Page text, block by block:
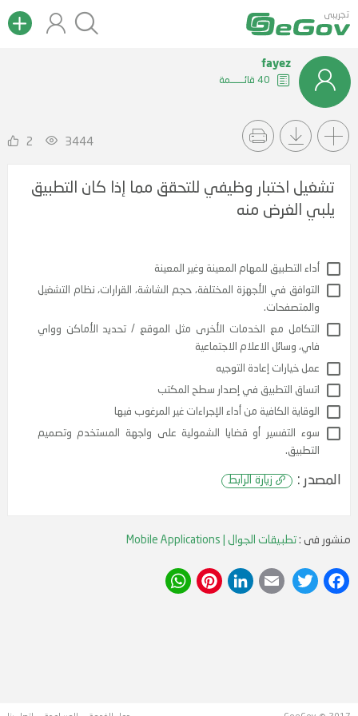
تجريبى
fayez
2 3444
تشغيل اختبار وظيفي للتحقق مما إذا كان التطبيق
يلبي الغرض منه
التطبيق للمهام المعينة وغير المعينة
في الأجهزة المختلفة، حجم الشاشة، القرارات، نظام التشغيل
مع الخدمات الأخرى مثل الموقع / تحديد الأماكن وواي
وسائل الاعلام الاجتماعية
إعادة التوجيه
التطبيق في إصدار سطح المكتب
الكافية من أداء الإجراءات غير المرغوب فيها
زيارة الرابط
منشور فى : تطبيقات الجوال | Mobile Applications
Facebook
Twitter
Email
LinkedIn
Pinterest
WhatsApp